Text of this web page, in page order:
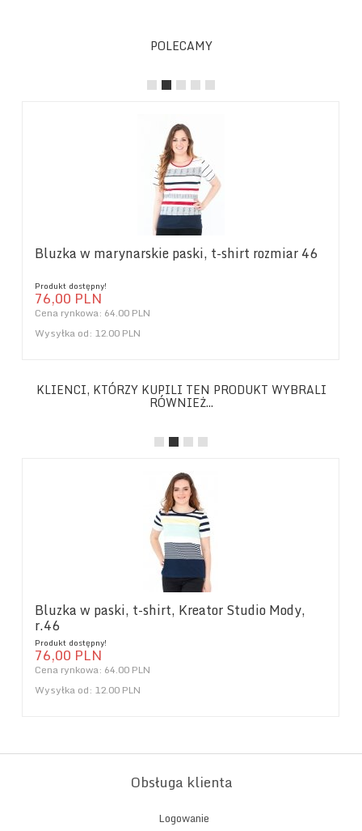
POLECAMY
Bluzka w marynarskie paski, t-shirt rozmiar 46
Produkt dostępny!
76,00 PLN
Cena rynkowa: 64.00 PLN
Wysyłka od: 12.00 PLN
KLIENCI, KTÓRZY KUPILI TEN PRODUKT WYBRALI
RÓWNIEŻ...
Bluzka w paski, t-shirt, Kreator Studio Mody,
r.46
Produkt dostępny!
76,00 PLN
Cena rynkowa: 64.00 PLN
Wysyłka od: 12.00 PLN
Obsługa klienta
Logowanie